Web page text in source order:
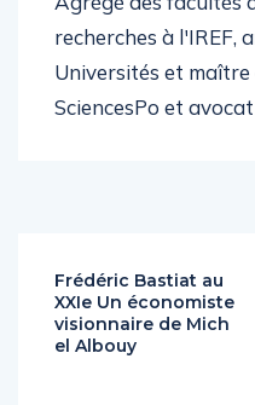
Agrégé des facultés
recherches à l'IREF,
Universités et maître
Frédéric Bastiat au
XXIe Un économiste
visionnaire de Mich